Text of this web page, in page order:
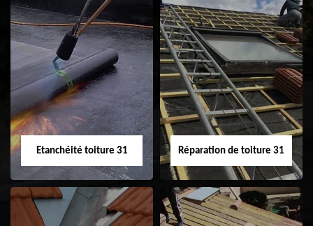
Peinture sur tuile
31
Nettoyage
demoussage de
toiture 31
Etanchéité toiture 31 Réparation de toiture 31